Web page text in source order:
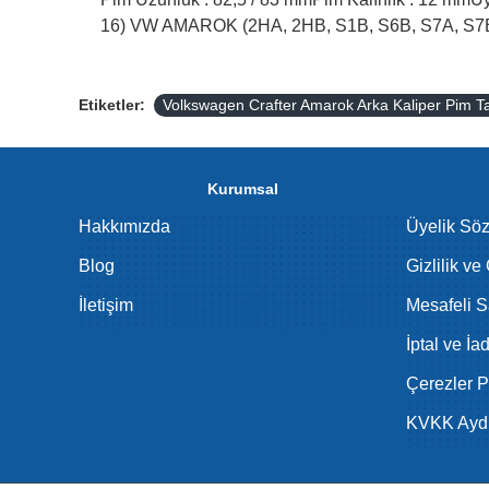
16) VW AMAROK (2HA, 2HB, S1B, S6B, S7A,
Etiketler: Volkswagen Crafter Amarok Arka Kaliper Pim
Kurumsal
Hakkımızda
Blog
İletişim
Üyelik
Gizlilik ve
Mesafeli
İptal ve
Çerezler
KVKK